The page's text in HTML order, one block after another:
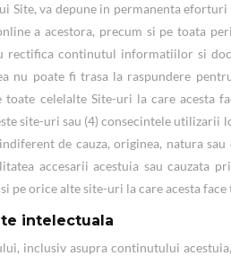
Site, va depune in permanenta
a acestora, precum si pe toata
rectifica continutul informatiilor si
nu poate fi trasa la raspundere
toate celelalte Site-uri la care
site-uri sau (4) consecintele utilizarii
de cauza, originea, natura
accesarii acestuia sau cauzata
pe orice alte site-uri la care acesta
intelectuala
inclusiv asupra continutului